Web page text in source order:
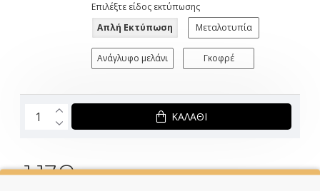
1.17€
Επιλέξτε είδος εκτύπωσης
Απλή Εκτύπωση
Μεταλοτυπία
Ανάγλυφο μελάνι Γκοφρέ
ΚΑΛΆΘΙ